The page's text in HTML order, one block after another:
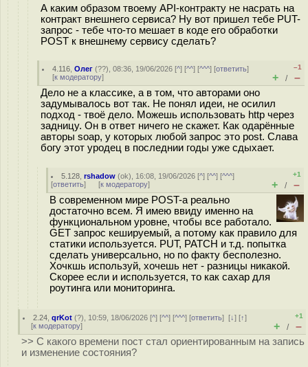
А каким образом твоему API-контракту не насрать на
контракт внешнего сервиса? Ну вот пришел тебе PUT-
запрос - тебе что-то мешает в коде его обработки
POST к внешнему сервису сделать?
4.116 ,Олег (??), 08:36, 19/06/2026 [^] [^^] [^^^] [ответить]
[к модератору]
–1
+ / –
Дело не а классике, а в том, что авторами оно
задумывалось вот так. Не понял идеи, не осилил
подход - твоё дело. Можешь использовать http через
задницу. Он в ответ ничего не скажет. Как одарённые
авторы soap, у которых любой запрос это post. Слава
богу этот уродец в последнии годы уже сдыхает.
5.128 ,rshadow (ok), 16:08, 19/06/2026 [^] [^^] [^^^]
[ответить] [к модератору]
+1
+ / –
В современном мире POST-а реально
достаточно всем. Я имею ввиду именно на
функциональном уровне, чтобы все работало.
GET запрос кешируемый, а потому как правило для
статики используется. PUT, PATCH и т.д. попытка
сделать универсально, но по факту бесполезно.
Хочкшь используй, хочешь нет - разницы никакой.
Скорее если и используется, то как сахар для
роутинга или мониторинга.
2.24 ,qrKot (?), 10:59, 18/06/2026 [^] [^^] [^^^] [ответить][↓] [↑]
[к модератору]
+1
+ / –
>> С какого времени пост стал ориентированным на запись
и изменение состояния?